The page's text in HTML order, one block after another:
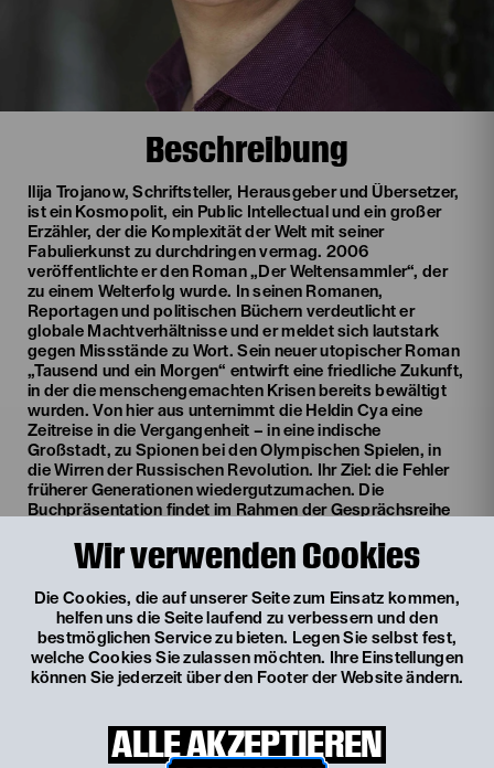
Wir verwenden Cookies
Die Cookies, die auf unserer Seite zum Einsatz kommen,
helfen uns die Seite laufend zu verbessern und den
bestmöglichen Service zu bieten. Legen Sie selbst fest,
welche Cookies Sie zulassen möchten. Ihre Einstellungen
können Sie jederzeit über den Footer der Website ändern.
ALLE AKZEPTIEREN
Beschreibung
Ilija Trojanow, Schriftsteller, Herausgeber und Übersetzer,
ist ein Kosmopolit, ein Public Intellectual und ein großer
Erzähler, der die Komplexität der Welt mit seiner
Fabulierkunst zu durchdringen vermag. 2006
veröffentlichte er den Roman „Der Weltensammler“, der
zu einem Welterfolg wurde. In seinen Romanen,
Reportagen und politischen Büchern verdeutlicht er
globale Machtverhältnisse und er meldet sich lautstark
gegen Missstände zu Wort. Sein neuer utopischer Roman
„Tausend und ein Morgen“ entwirft eine friedliche Zukunft,
in der die menschengemachten Krisen bereits bewältigt
wurden. Von hier aus unternimmt die Heldin Cya eine
Zeitreise in die Vergangenheit – in eine indische
Großstadt, zu Spionen bei den Olympischen Spielen, in
die Wirren der Russischen Revolution. Ihr Ziel: die Fehler
früherer Generationen wiedergutzumachen. Die
Buchpräsentation findet im Rahmen der Gesprächsreihe
gemeinsam mit einem Ensemblemitglied aus dem Roman
und spricht in der Moderation der Leitenden Dramaturgin
Julia Engelmayer über utopisches Schreiben und Handeln.
Das Publikum ist eingeladen, mitzudiskutieren.
Weitere Termine